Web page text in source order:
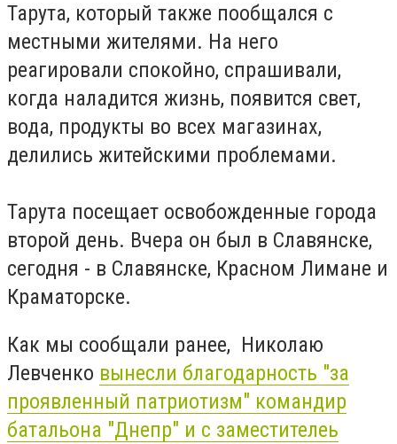
Тарута, который также пообщался с
местными жителями. На него
реагировали спокойно, спрашивали,
когда наладится жизнь, появится свет,
вода, продукты во всех магазинах,
делились житейскими проблемами.
Тарута посещает освобожденные города
второй день. Вчера он был в Славянске,
сегодня - в Славянске, Красном Лимане и
Краматорске.
Как мы сообщали ранее, Николаю
Левченко вынесли благодарность "за
проявленный патриотизм" командир
батальона "Днепр" и с заместителеь